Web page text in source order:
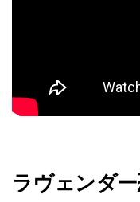
ラヴェンダー